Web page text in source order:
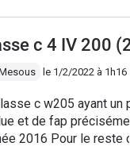
design et parfait , la
pour un 170cv . et
je préfère comme
la bmw de la série 3
c 4 IV 200
le 1/2/2022 à 1h16
c w205 ayant un
et de fap
2016 Pour le reste